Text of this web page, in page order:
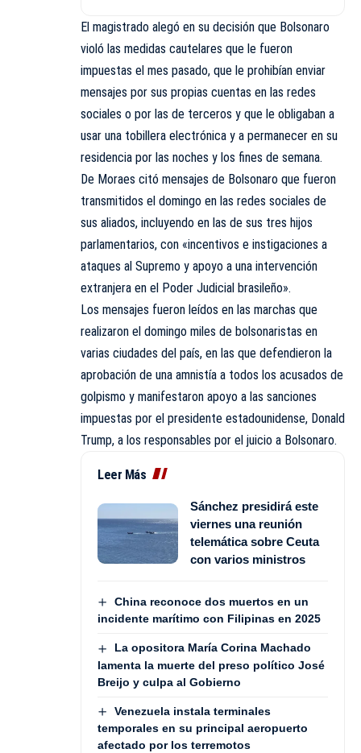
El magistrado alegó en su decisión que Bolsonaro
violó las medidas cautelares que le fueron
impuestas el mes pasado, que le prohibían enviar
mensajes por sus propias cuentas en las redes
sociales o por las de terceros y que le obligaban a
usar una tobillera electrónica y a permanecer en su
residencia por las noches y los fines de semana.
De Moraes citó mensajes de Bolsonaro que fueron
transmitidos el domingo en las redes sociales de
sus aliados, incluyendo en las de sus tres hijos
parlamentarios, con «incentivos e instigaciones a
ataques al Supremo y apoyo a una intervención
extranjera en el Poder Judicial brasileño».
Los mensajes fueron leídos en las marchas que
realizaron el domingo miles de bolsonaristas en
varias ciudades del país, en las que defendieron la
aprobación de una amnistía a todos los acusados de
golpismo y manifestaron apoyo a las sanciones
impuestas por el presidente estadounidense, Donald
Trump, a los responsables por el juicio a Bolsonaro.
Leer Más
Sánchez presidirá este
viernes una reunión
telemática sobre Ceuta
con varios ministros
China reconoce dos muertos en un
incidente marítimo con Filipinas en 2025
La opositora María Corina Machado
lamenta la muerte del preso político José
Breijo y culpa al Gobierno
Venezuela instala terminales
temporales en su principal aeropuerto
afectado por los terremotos